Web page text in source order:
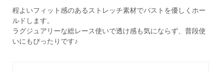
程よいフィット感のあるストレッチ素材でバストを優しくホー
ルドします。
ラグジュアリーな総レース使いで透け感も気にならず、普段使
いにもぴったりです♪